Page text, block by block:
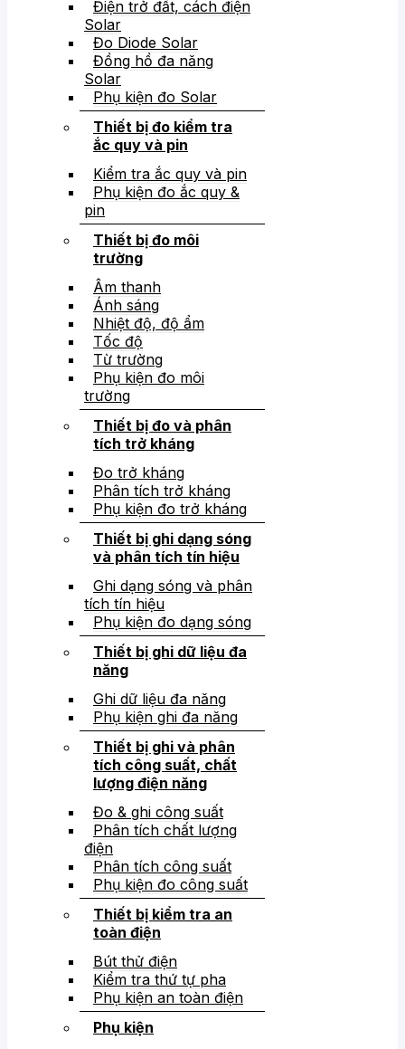
Điện trở đất, cách điện
Solar
Đo Diode Solar
Đồng hồ đa năng
Solar
Phụ kiện đo Solar
Thiết bị đo kiểm tra
ắc quy và pin
Kiểm tra ắc quy và pin
Phụ kiện đo ắc quy &
pin
Thiết bị đo môi
trường
Âm thanh
Ánh sáng
Nhiệt độ, độ ẩm
Tốc độ
Từ trường
Phụ kiện đo môi
trường
Thiết bị đo và phân
tích trở kháng
Đo trở kháng
Phân tích trở kháng
Phụ kiện đo trở kháng
Thiết bị ghi dạng sóng
và phân tích tín hiệu
Ghi dạng sóng và phân
tích tín hiệu
Phụ kiện đo dạng sóng
Thiết bị ghi dữ liệu đa
năng
Ghi dữ liệu đa năng
Phụ kiện ghi đa năng
Thiết bị ghi và phân
tích công suất, chất
lượng điện năng
Đo & ghi công suất
Phân tích chất lượng
điện
Phân tích công suất
Phụ kiện đo công suất
Thiết bị kiểm tra an
toàn điện
Bút thử điện
Kiểm tra thứ tự pha
Phụ kiện an toàn điện
Phụ kiện